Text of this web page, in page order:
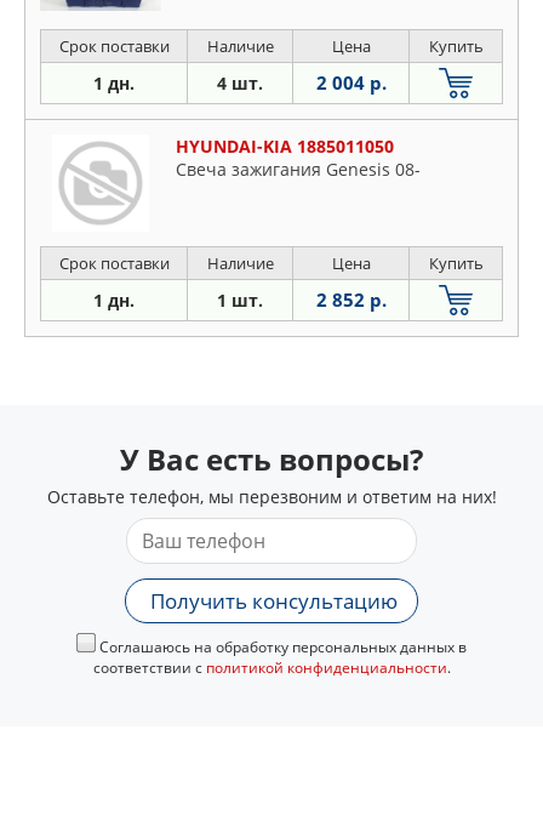
Срок поставки Наличие Цена Купить
1 дн. 4 шт. 2 004 р.
HYUNDAI-KIA 1885011050
Свеча зажигания Genesis 08-
Срок поставки Наличие Цена Купить
1 дн. 1 шт. 2 852 р.
У Вас есть вопросы?
Оставьте телефон, мы перезвоним и ответим на них!
Получить консультацию
Соглашаюсь на обработку персональных данных в
соответствии с политикой конфиденциальности.